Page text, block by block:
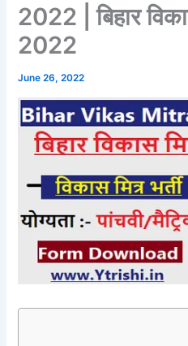
2022 | बिहार
2022
June 26, 2022